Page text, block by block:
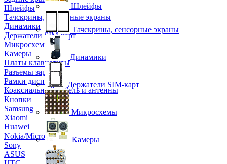
Шлейфы
Тачскрины, сенсорные экраны
Динамики
Держатели SIM-карт
Микросхемы
Камеры
Платы клавиатуры
Разъемы зарядки
Рамки дисплея
Коаксиальный кабель и антенны
Кнопки
Samsung
Xiaomi
Huawei
Nokia/Microsoft
Sony
ASUS
Шлейфы
Тачскрины, сенсорные экраны
Динамики
Держатели SIM-карт
Микросхемы
Камеры